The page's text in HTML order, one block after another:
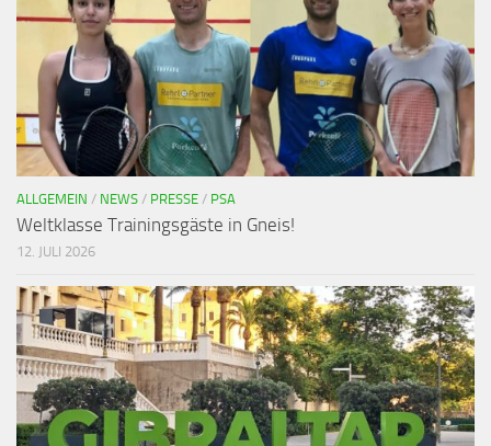
ALLGEMEIN / NEWS / PRESSE / PSA
Weltklasse Trainingsgäste in Gneis!
12. JULI 2026